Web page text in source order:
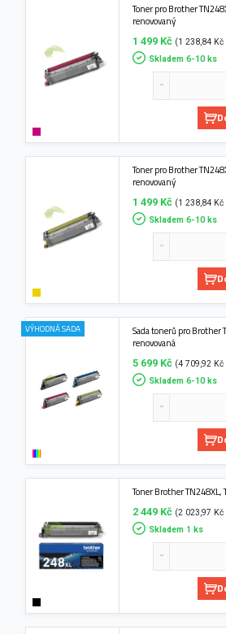
Toner pro Brother
renovovaný
1 499 Kč (1 238,84 Kč
Skladem 6-10 ks
Toner pro Brother
renovovaný
1 499 Kč (1 238,84 Kč
Skladem 6-10 ks
VÝHODNÁ SADA
Sada tonerů pro Brother
renovovaná
5 699 Kč (4 709,92 Kč
Skladem 6-10 ks
Toner Brother
2 449 Kč (2 023,97 Kč
Skladem 1 ks